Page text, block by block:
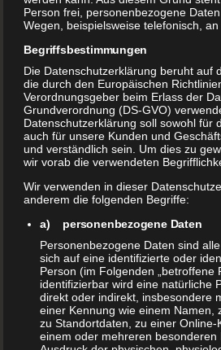
Die Akteurinnen
Eine bespielte Lesung
Vier Künstlerinnen nähern
„Älter werden“ an.
“ For ever young, wollen wir
Dieser Frage gehen viert
spielerisch, mit Figuren,
Schauspiel auf den Grund.
Figurenspielerin, Jean
Malerin, Dorothea Theurer/
Wortkünstlerin und Petra
haben für Ihr Publikum eine
Person frei, personenbezogene
Wegen, beispielsweise telefonisch, an
Begriffsbestimmungen
Die Datenschutzerklärung beruht auf
die durch den Europäischen
Verordnungsgeber beim Erlass der
Grundverordnung (DS-GVO)
Datenschutzerklärung soll sowohl für
auch für unsere Kunden und
und verständlich sein. Um dies zu
wir vorab die verwendeten
Wir verwenden in dieser
anderem die folgenden Begriffe:
a) personenbezogene Daten
Personenbezogene Daten sind
sich auf eine identifizierte oder
Person (im Folgenden „betroffene
identifizierbar wird eine natürliche
direkt oder indirekt, insbesondere
einer Kennung wie einem Namen,
zu Standortdaten, zu einer Online-
einem oder mehreren besonderen